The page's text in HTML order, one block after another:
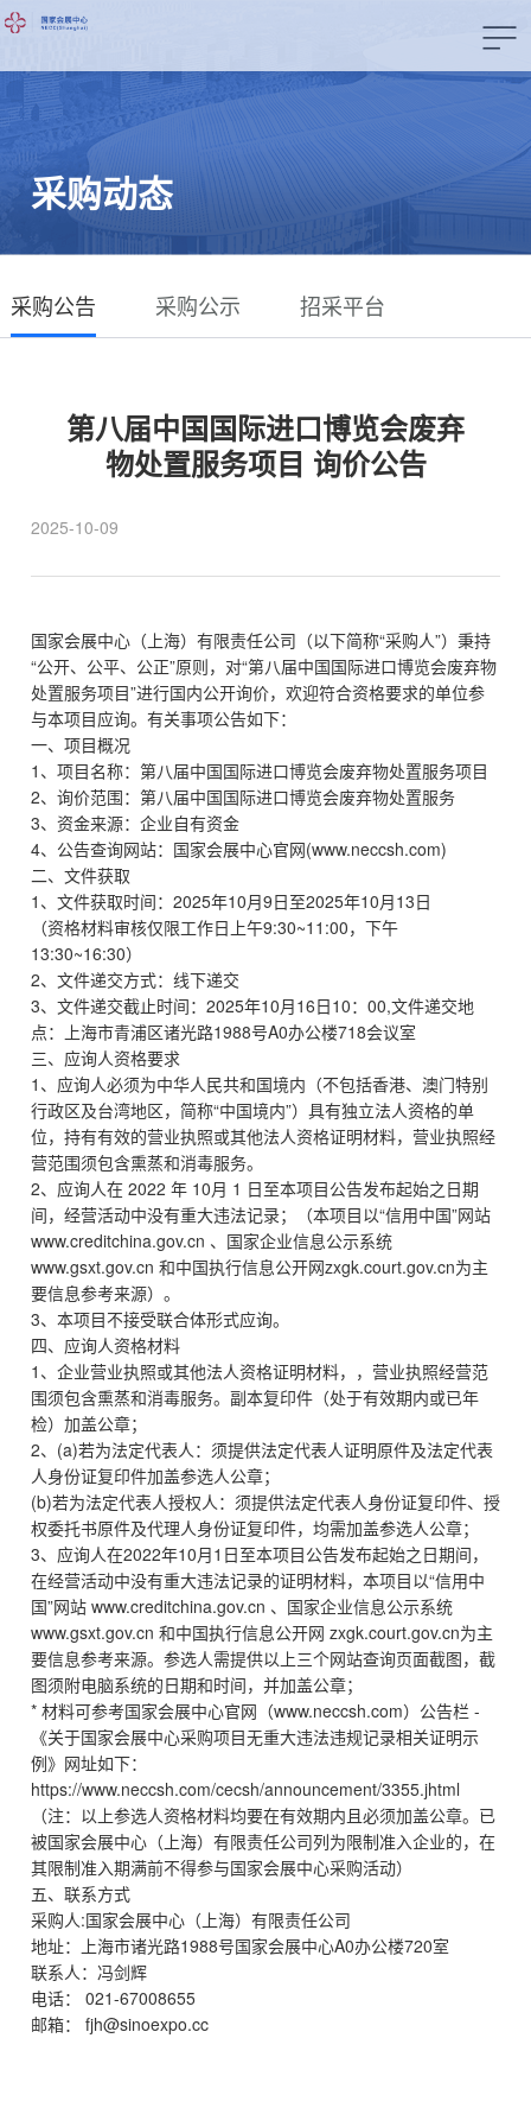
采购动态
采购公告 采购公示 招采平台
第八届中国国际进口博览会废弃
物处置服务项目 询价公告
2025-10-09
国家会展中心（上海）有限责任公司（以下简称“采购人”）秉持
“公开、公平、公正”原则，对“第八届中国国际进口博览会废弃物
处置服务项目”进行国内公开询价，欢迎符合资格要求的单位参
与本项目应询。有关事项公告如下：
一、项目概况
1、项目名称：第八届中国国际进口博览会废弃物处置服务项目
2、询价范围：第八届中国国际进口博览会废弃物处置服务
3、资金来源：企业自有资金
4、公告查询网站：国家会展中心官网(www.neccsh.com)
二、文件获取
1、文件获取时间：2025年10月9日至2025年10月13日
（资格材料审核仅限工作日上午9:30~11:00，下午
13:30~16:30）
2、文件递交方式：线下递交
3、文件递交截止时间：2025年10月16日10：00,文件递交地
点：上海市青浦区诸光路1988号A0办公楼718会议室
三、应询人资格要求
1、应询人必须为中华人民共和国境内（不包括香港、澳门特别
行政区及台湾地区，简称“中国境内”）具有独立法人资格的单
位，持有有效的营业执照或其他法人资格证明材料，营业执照经
营范围须包含熏蒸和消毒服务。
2、应询人在 2022 年 10月 1 日至本项目公告发布起始之日期
间，经营活动中没有重大违法记录；（本项目以“信用中国”网站
www.creditchina.gov.cn 、国家企业信息公示系统
www.gsxt.gov.cn 和中国执行信息公开网zxgk.court.gov.cn为主
要信息参考来源）。
3、本项目不接受联合体形式应询。
四、应询人资格材料
1、企业营业执照或其他法人资格证明材料，，营业执照经营范
围须包含熏蒸和消毒服务。副本复印件（处于有效期内或已年
检）加盖公章；
2、(a)若为法定代表人：须提供法定代表人证明原件及法定代表
人身份证复印件加盖参选人公章；
(b)若为法定代表人授权人：须提供法定代表人身份证复印件、授
权委托书原件及代理人身份证复印件，均需加盖参选人公章；
3、应询人在2022年10月1日至本项目公告发布起始之日期间，
在经营活动中没有重大违法记录的证明材料，本项目以“信用中
国”网站 www.creditchina.gov.cn 、国家企业信息公示系统
www.gsxt.gov.cn 和中国执行信息公开网 zxgk.court.gov.cn为主
要信息参考来源。参选人需提供以上三个网站查询页面截图，截
图须附电脑系统的日期和时间，并加盖公章；
* 材料可参考国家会展中心官网（www.neccsh.com）公告栏 -
《关于国家会展中心采购项目无重大违法违规记录相关证明示
例》网址如下：
https://www.neccsh.com/cecsh/announcement/3355.jhtml
（注：以上参选人资格材料均要在有效期内且必须加盖公章。已
被国家会展中心（上海）有限责任公司列为限制准入企业的，在
其限制准入期满前不得参与国家会展中心采购活动）
五、联系方式
采购人:国家会展中心（上海）有限责任公司
地址：上海市诸光路1988号国家会展中心A0办公楼720室
联系人：冯剑辉
电话： 021-67008655
邮箱： fjh@sinoexpo.cc